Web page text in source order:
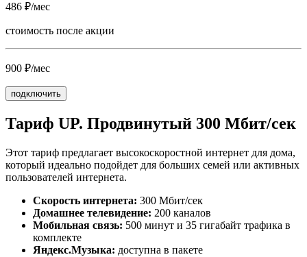
486 ₽/мес
стоимость после акции
900 ₽/мес
подключить
Тариф UP. Продвинутый 300 Мбит/сек
Этот тариф предлагает высокоскоростной интернет для дома,
который идеально подойдет для больших семей или активных
пользователей интернета.
Скорость интернета: 300 Мбит/сек
Домашнее телевидение: 200 каналов
Мобильная связь: 500 минут и 35 гигабайт трафика в
комплекте
Яндекс.Музыка: доступна в пакете